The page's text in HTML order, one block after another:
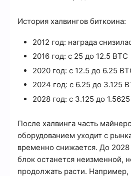
История халвингов биткоина:
2012 год: награда
2016 год: с 25 до 12.5 BTC
2020 год: с 12.5 до 6.25
2024 год: с 6.25 до 3.125
2028 год: с 3.125 до
После халвинга часть
оборудованием уходит с
временно снижается. До 2028
блок останется неизменной,
продолжать расти. Например,